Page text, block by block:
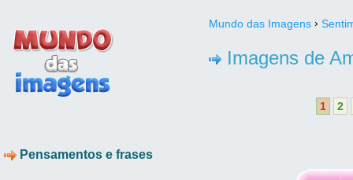
Pensamentos e frases
Mundo das Imagens ›
Imagens de
1 2